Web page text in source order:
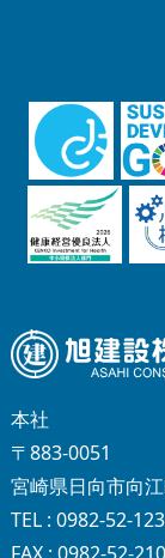
本社
〒883-0051
宮崎県日向市向
TEL : 0982-52-